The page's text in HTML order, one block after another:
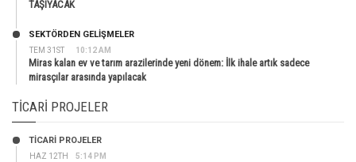
TAŞIYACAK
TEM 31ST 10:12 AM
SEKTÖRDEN GELIŞMELER
Miras kalan ev ve tarım arazilerinde yeni dönem: İlk ihale artık sadece
mirasçılar arasında yapılacak
TICARI PROJELER
HAZ 12TH 5:14 PM
TİCARİ PROJELER